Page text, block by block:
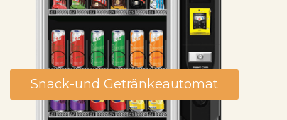
Snack-und Getränkeautomat